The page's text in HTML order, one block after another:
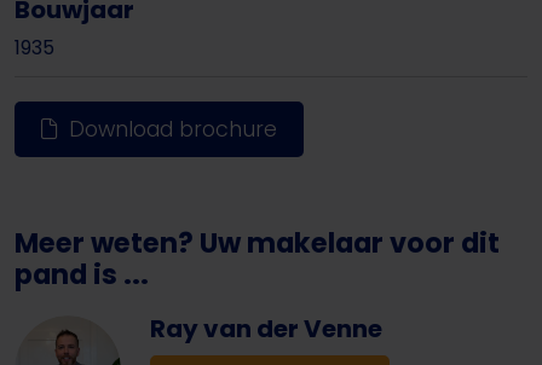
Bouwjaar
1935
Download brochure
Meer weten? Uw makelaar voor dit
pand is ...
Ray van der Venne